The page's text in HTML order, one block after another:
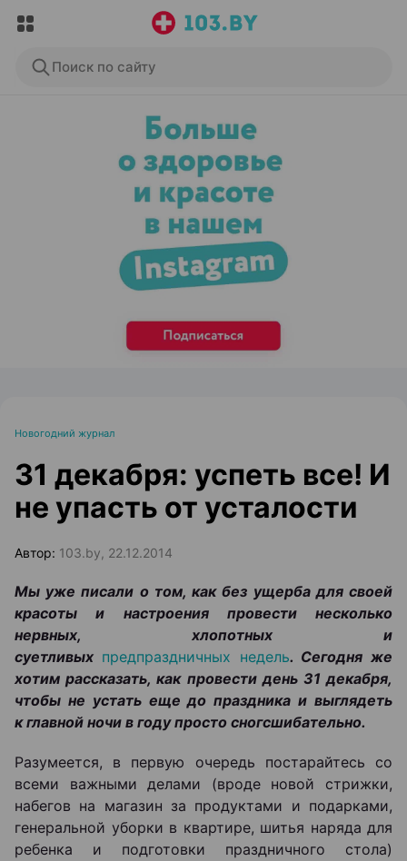
Поиск по сайту
ЭФФЕКТИВНАЯ РЕКЛАМА НА САЙТЕ
Новогодний журнал
31 декабря: успеть все! И
не упасть от усталости
Автор: 103.by, 22.12.2014
Мы уже писали о том, как без ущерба для своей
красоты и настроения провести несколько
нервных, хлопотных и
суетливых предпраздничных недель. Сегодня же
хотим рассказать, как провести день 31 декабря,
чтобы не устать еще до праздника и выглядеть
к главной ночи в году просто сногсшибательно.
Разумеется, в первую очередь постарайтесь со
всеми важными делами (вроде новой стрижки,
набегов на магазин за продуктами и подарками,
генеральной уборки в квартире, шитья наряда для
ребенка и подготовки праздничного стола)